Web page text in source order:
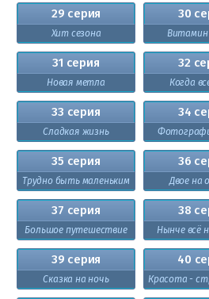
29 серия
Хит сезона
30
31 серия
Новая метла
32
Когда
33 серия
Сладкая жизнь
34
35 серия
Трудно быть маленьким
36
Двое на
37 серия
Большое путешествие
38
Нынче всё
39 серия
Сказка на ночь
40